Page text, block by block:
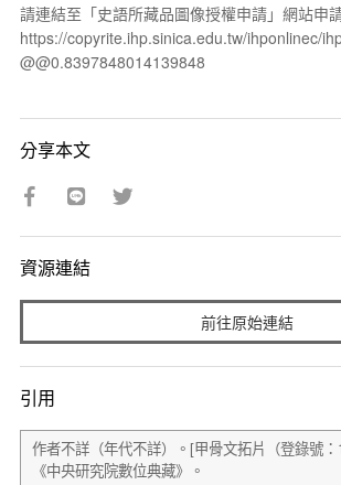
請連結至「史語所藏品圖像授權申請」網站申
https://copyrite.ihp.sinica.edu.tw/ihponlinec/
@@0.8397848014139848
分享本文
資源連結
前往原始連結
引用